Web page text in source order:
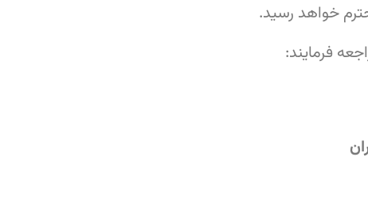
خواهد رسید.
فرمایند: